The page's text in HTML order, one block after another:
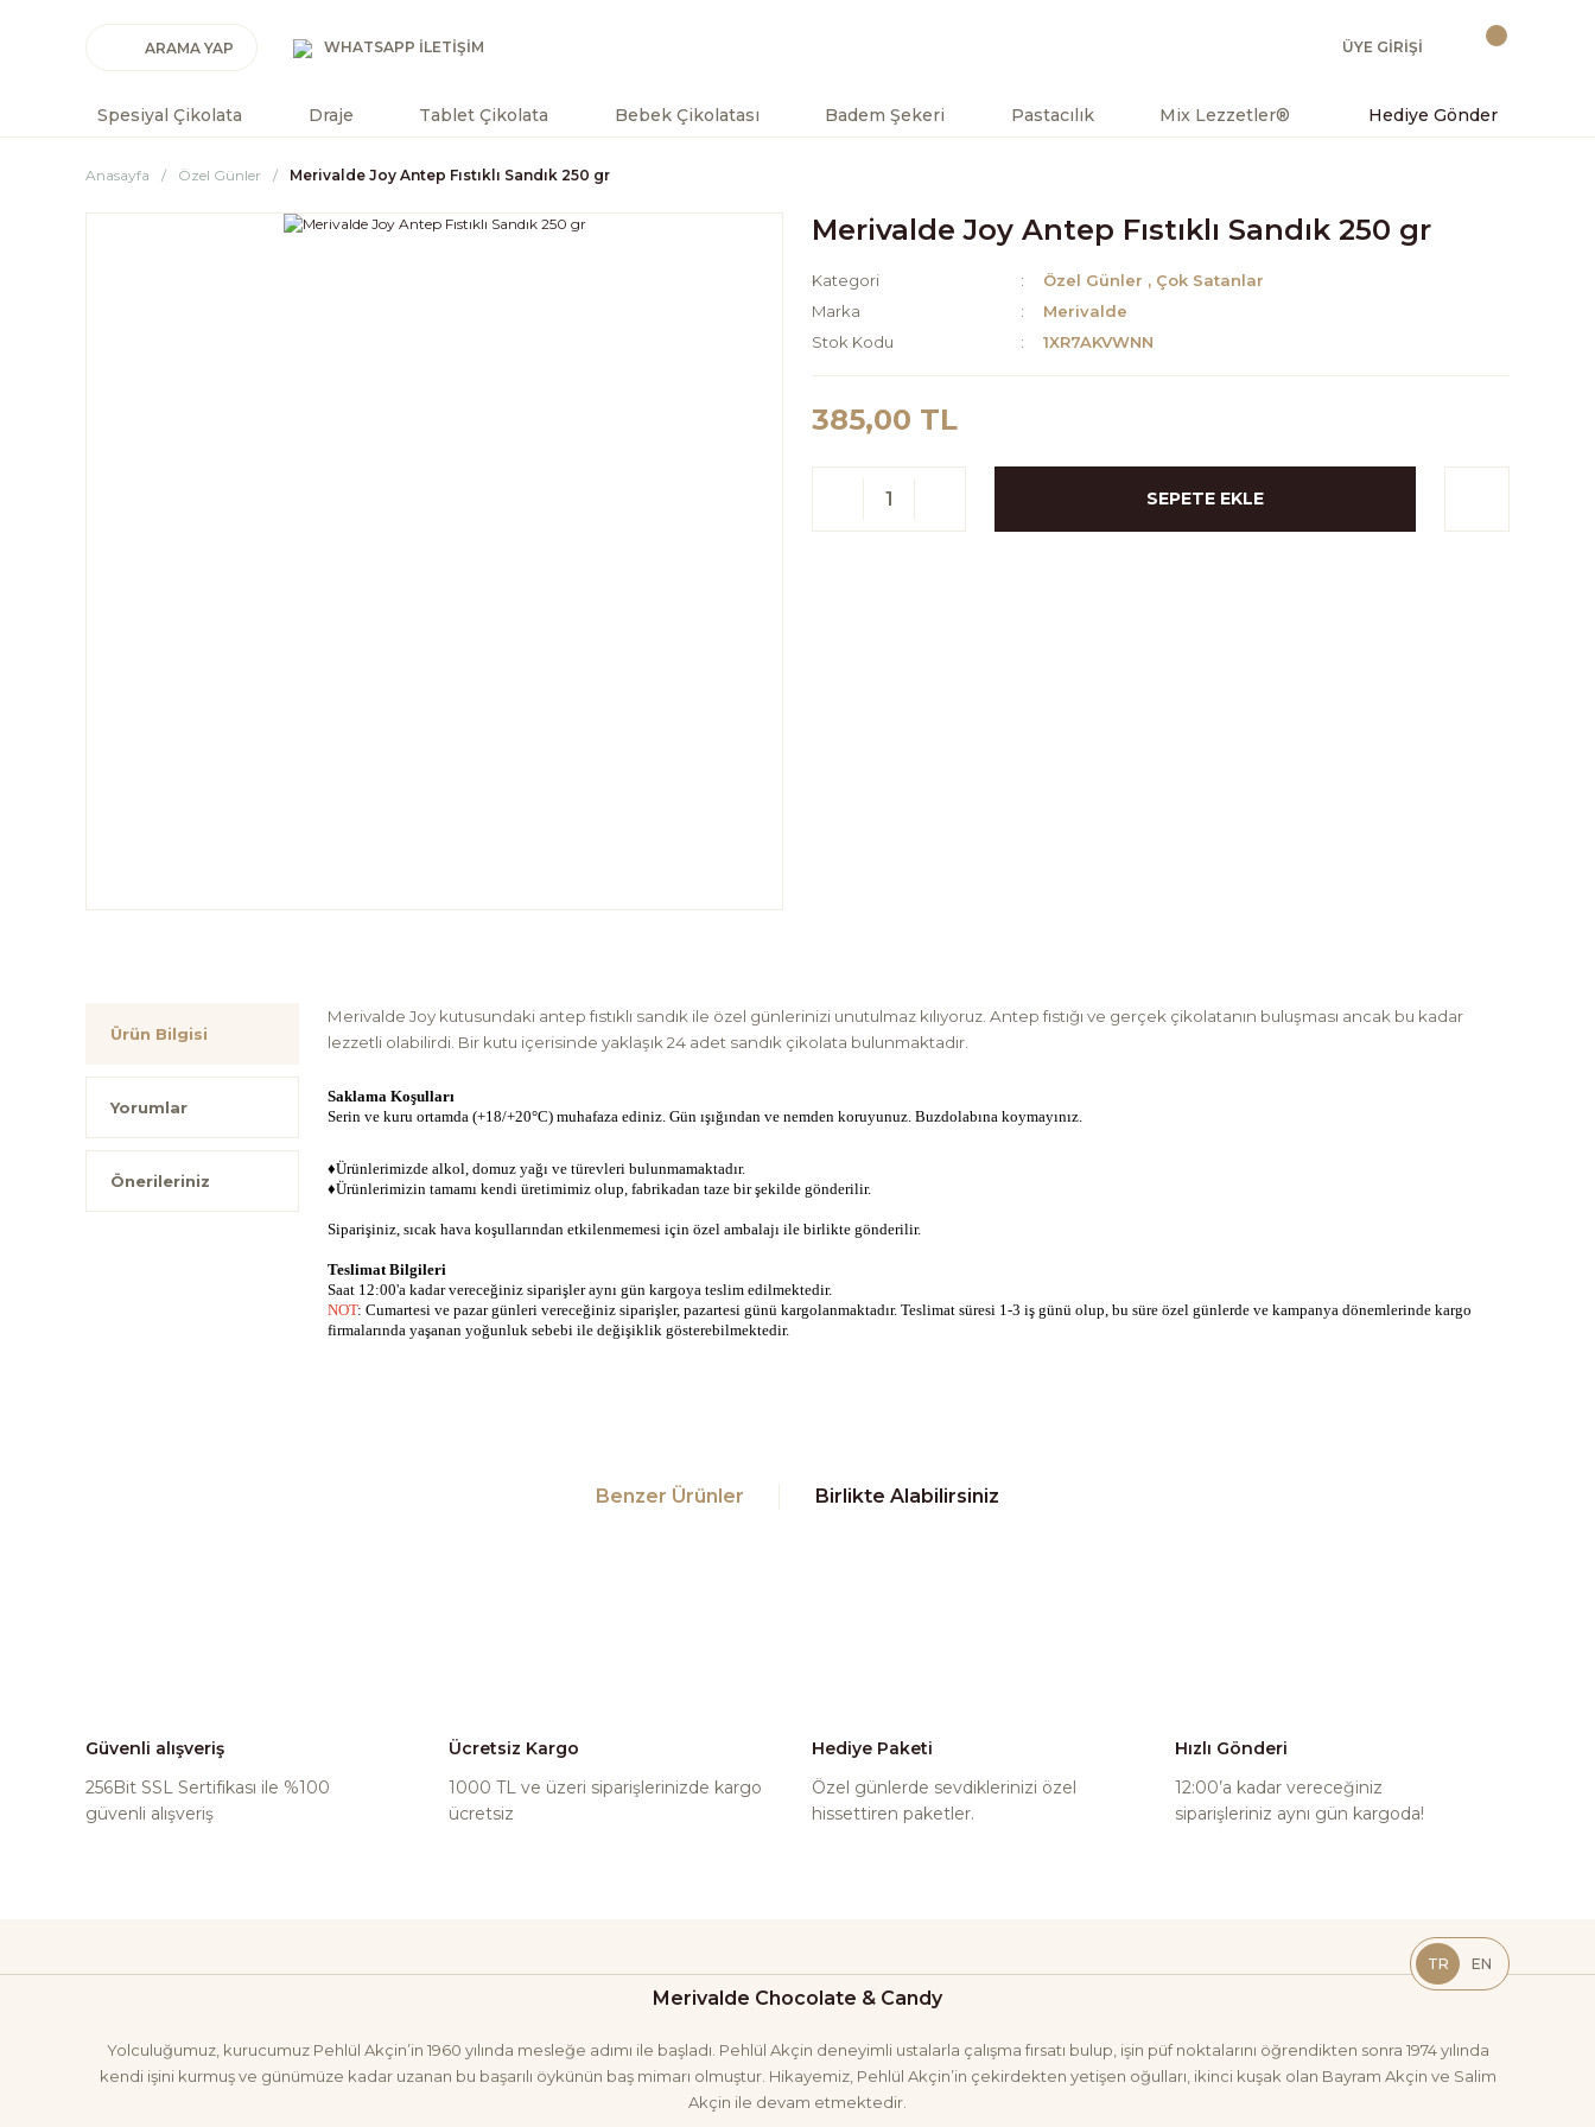
WHATSAPP İLETİŞİM ÜYE GİRİŞİ
Spesiyal Çikolata Draje Tablet Çikolata Bebek Çikolatası Badem Şekeri Pastacılık Mix Lezzetler® Hediye Gönder
Anasayfa Özel Günler Merivalde Joy Antep Fıstıklı Sandık 250 gr
Merivalde Joy Antep Fıstıklı Sandık 250 gr
Kategori Özel Günler , Çok Satanlar
Marka
Merivalde
Stok Kodu
1XR7AKVWNN
385,00 TL
SEPETE EKLE
Ürün Bilgisi
Yorumlar
Önerileriniz
Merivalde Joy kutusundaki antep fıstıklı sandık ile özel günlerinizi unutulmaz kılıyoruz. Antep fıstığı ve gerçek çikolatanın buluşması ancak bu kadar
lezzetli olabilirdi. Bir kutu içerisinde yaklaşık 24 adet sandık çikolata bulunmaktadır.
Saklama Koşulları
Serin ve kuru ortamda (+18/+20°C) muhafaza ediniz. Gün ışığından ve nemden koruyunuz. Buzdolabına koymayınız.
♦Ürünlerimizde alkol, domuz yağı ve türevleri bulunmamaktadır.
♦Ürünlerimizin tamamı kendi üretimimiz olup, fabrikadan taze bir şekilde gönderilir.
Siparişiniz, sıcak hava koşullarından etkilenmemesi için özel ambalajı ile birlikte gönderilir.
Teslimat Bilgileri
Saat 12:00'a kadar vereceğiniz siparişler aynı gün kargoya teslim edilmektedir.
NOT: Cumartesi ve pazar günleri vereceğiniz siparişler, pazartesi günü kargolanmaktadır. Teslimat süresi 1-3 iş günü olup, bu süre özel günlerde ve kampanya dönemlerinde kargo
firmalarında yaşanan yoğunluk sebebi ile değişiklik gösterebilmektedir.
Yorum Yaz
Ürün resmi kalitesiz, bozuk veya görüntülenemiyor.
Gönder
Benzer Ürünler Birlikte Alabilirsiniz
Güvenli alışveriş
256Bit SSL Sertifikası ile %100
güvenli alışveriş
Ücretsiz Kargo
1000 TL ve üzeri siparişlerinizde kargo
ücretsiz
Hediye Paketi
Özel günlerde sevdiklerinizi özel
hissettiren paketler.
Hızlı Gönderi
12:00’a kadar vereceğiniz
siparişleriniz aynı gün kargoda!
TR EN
Merivalde Chocolate & Candy
Yolculuğumuz, kurucumuz Pehlül Akçin’in 1960 yılında mesleğe adımı ile başladı. Pehlül Akçin deneyimli ustalarla çalışma fırsatı bulup, işin püf noktalarını öğrendikten sonra 1974 yılında
kendi işini kurmuş ve günümüze kadar uzanan bu başarılı öykünün baş mimarı olmuştur. Hikayemiz, Pehlül Akçin’in çekirdekten yetişen oğulları, ikinci kuşak olan Bayram Akçin ve Salim
Akçin ile devam etmektedir.